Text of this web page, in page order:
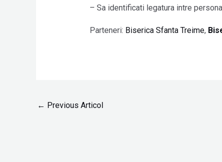
– Sa identificati legatura intre
Parteneri: Biserica Sfanta Treime,
← Previous Articol